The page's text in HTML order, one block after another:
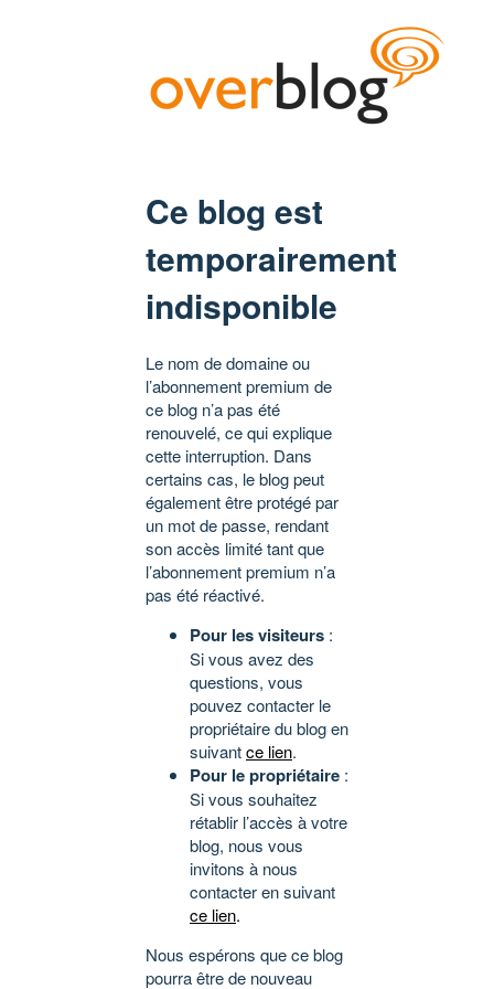
Ce blog est
temporairement
indisponible
Le nom de domaine ou
l’abonnement premium de
ce blog n’a pas été
renouvelé, ce qui explique
cette interruption. Dans
certains cas, le blog peut
également être protégé par
un mot de passe, rendant
son accès limité tant que
l’abonnement premium n’a
pas été réactivé.
Pour les visiteurs :
Si vous avez des
questions, vous
pouvez contacter le
propriétaire du blog en
suivantce lien.
Pour le propriétaire :
Si vous souhaitez
rétablir l’accès à votre
blog, nous vous
invitons à nous
contacter en suivant
ce lien.
Nous espérons que ce blog
pourra être de nouveau